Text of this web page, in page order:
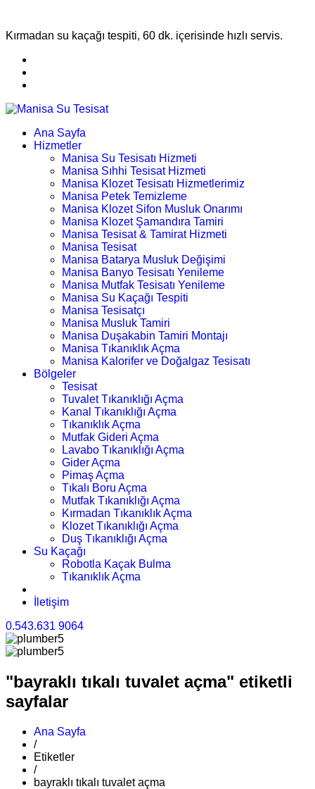
Kırmadan su kaçağı tespiti, 60 dk. içerisinde hızlı servis.
Ana Sayfa
Hizmetler
Manisa Su Tesisatı Hizmeti
Manisa Sıhhi Tesisat Hizmeti
Manisa Klozet Tesisatı Hizmetlerimiz
Manisa Petek Temizleme
Manisa Klozet Sifon Musluk Onarımı
Manisa Klozet Şamandıra Tamiri
Manisa Tesisat & Tamirat Hizmeti
Manisa Tesisat
Manisa Batarya Musluk Değişimi
Manisa Banyo Tesisatı Yenileme
Manisa Mutfak Tesisatı Yenileme
Manisa Su Kaçağı Tespiti
Manisa Tesisatçı
Manisa Musluk Tamiri
Manisa Duşakabin Tamiri Montajı
Manisa Tıkanıklık Açma
Manisa Kalorifer ve Doğalgaz Tesisatı
Bölgeler
Tesisat
Tuvalet Tıkanıklığı Açma
Kanal Tıkanıklığı Açma
Tıkanıklık Açma
Mutfak Gideri Açma
Lavabo Tıkanıklığı Açma
Gider Açma
Pimaş Açma
Tıkalı Boru Açma
Mutfak Tıkanıklığı Açma
Kırmadan Tıkanıklık Açma
Klozet Tıkanıklığı Açma
Duş Tıkanıklığı Açma
Su Kaçağı
Robotla Kaçak Bulma
Tıkanıklık Açma
İletişim
0.543.631 9064
"bayraklı tıkalı tuvalet açma" etiketli
sayfalar
Ana Sayfa
/
Etiketler
/
bayraklı tıkalı tuvalet açma